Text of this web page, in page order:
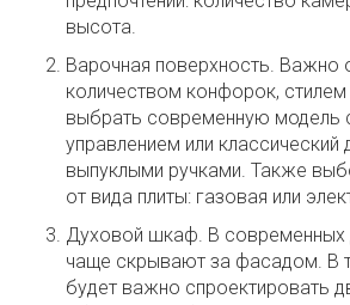
высота.
Варочная поверхность. Важно
количеством конфорок,
выбрать современную модель
управлением или классический
выпуклыми ручками. Также
от вида плиты: газовая или
Духовой шкаф. В современных
чаще скрывают за фасадом. В
будет важно спроектировать